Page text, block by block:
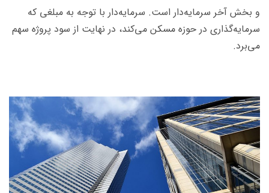
و بخش آخر سرمایه‌دار است. سرمایه‌دار با توجه به مبلغی که
سرمایه‌گذاری در حوزه مسکن می‌کند، در نهایت از سود پروژه سهم
می‌برد.